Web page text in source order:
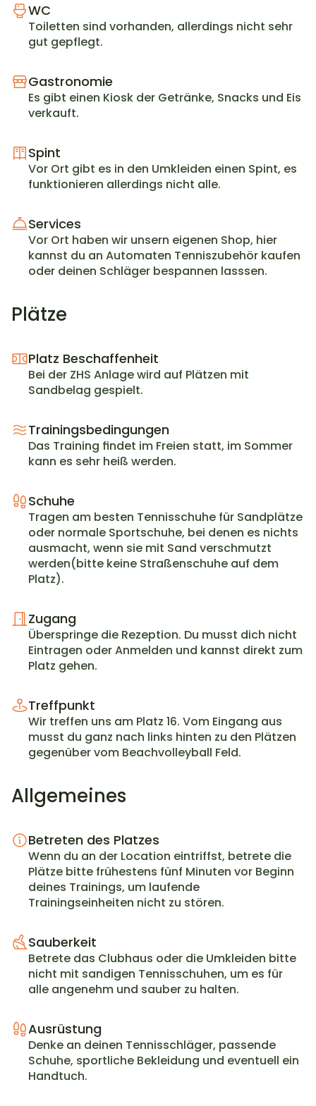
WC
Toiletten sind vorhanden, allerdings nicht sehr
gut gepflegt.
Gastronomie
Es gibt einen Kiosk der Getränke, Snacks und Eis
verkauft.
Spint
Vor Ort gibt es in den Umkleiden einen Spint, es
funktionieren allerdings nicht alle.
Services
Vor Ort haben wir unsern eigenen Shop, hier
kannst du an Automaten Tenniszubehör kaufen
oder deinen Schläger bespannen lasssen.
Plätze
Platz Beschaffenheit
Bei der ZHS Anlage wird auf Plätzen mit
Sandbelag gespielt.
Trainingsbedingungen
Das Training findet im Freien statt, im Sommer
kann es sehr heiß werden.
Schuhe
Tragen am besten Tennisschuhe für Sandplätze
oder normale Sportschuhe, bei denen es nichts
ausmacht, wenn sie mit Sand verschmutzt
werden(bitte keine Straßenschuhe auf dem
Platz).
Zugang
Überspringe die Rezeption. Du musst dich nicht
Eintragen oder Anmelden und kannst direkt zum
Platz gehen.
Treffpunkt
Wir treffen uns am Platz 16. Vom Eingang aus
musst du ganz nach links hinten zu den Plätzen
gegenüber vom Beachvolleyball Feld.
Allgemeines
Betreten des Platzes
Wenn du an der Location eintriffst, betrete die
Plätze bitte frühestens fünf Minuten vor Beginn
deines Trainings, um laufende
Trainingseinheiten nicht zu stören.
Sauberkeit
Betrete das Clubhaus oder die Umkleiden bitte
nicht mit sandigen Tennisschuhen, um es für
alle angenehm und sauber zu halten.
Ausrüstung
Denke an deinen Tennisschläger, passende
Schuhe, sportliche Bekleidung und eventuell ein
Handtuch.